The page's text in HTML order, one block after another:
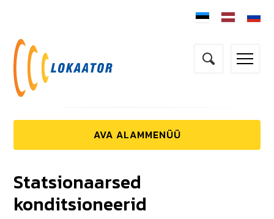
Statsionaarsed
konditsioneerid